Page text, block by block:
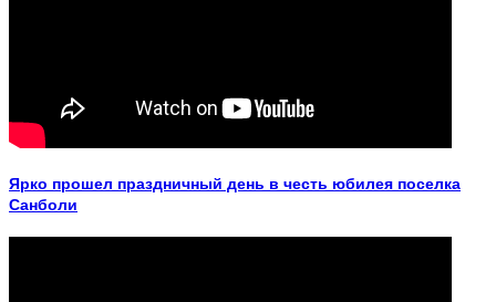
Ярко прошел праздничный день в честь юбилея поселка
Санболи